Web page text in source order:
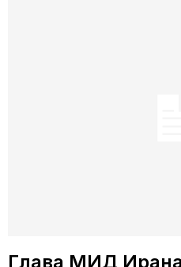
Глава МИД